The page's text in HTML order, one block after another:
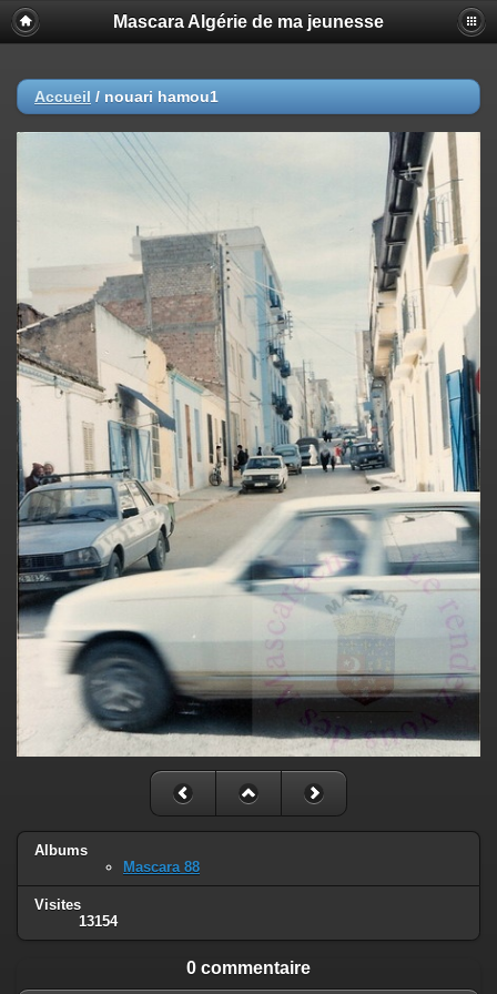
Mascara Algérie de ma jeunesse
Accueil / nouari hamou1
Albums
Mascara 88
Visites
13154
0 commentaire